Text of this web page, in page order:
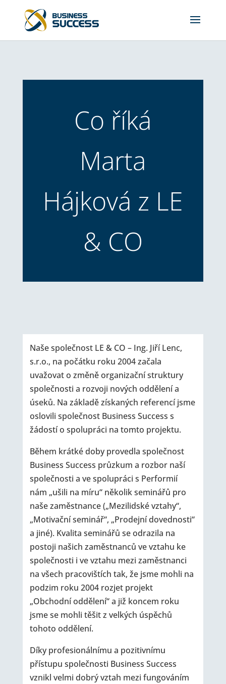
Co říká
Marta
Hájková z LE
& CO
Naše společnost LE & CO – Ing. Jiří Lenc,
s.r.o., na počátku roku 2004 začala
uvažovat o změně organizační struktury
společnosti a rozvoji nových oddělení a
úseků. Na základě získaných referencí jsme
oslovili společnost Business Success s
žádostí o spolupráci na tomto projektu.
Během krátké doby provedla společnost
Business Success průzkum a rozbor naší
společnosti a ve spolupráci s Performií
nám „ušili na míru“ několik seminářů pro
naše zaměstnance („Mezilidské vztahy“,
„Motivační seminář“, „Prodejní dovednosti“
a jiné). Kvalita seminářů se odrazila na
postoji našich zaměstnanců ve vztahu ke
společnosti i ve vztahu mezi zaměstnanci
na všech pracovištích tak, že jsme mohli na
podzim roku 2004 rozjet projekt
„Obchodní oddělení“ a již koncem roku
jsme se mohli těšit z velkých úspěchů
tohoto oddělení.
Díky profesionálnímu a pozitivnímu
přístupu společnosti Business Success
vznikl velmi dobrý vztah mezi fungováním